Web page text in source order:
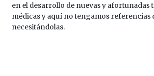
en el desarrollo de nuevas y afortunadas
médicas y aquí no tengamos referencias
necesitándolas.